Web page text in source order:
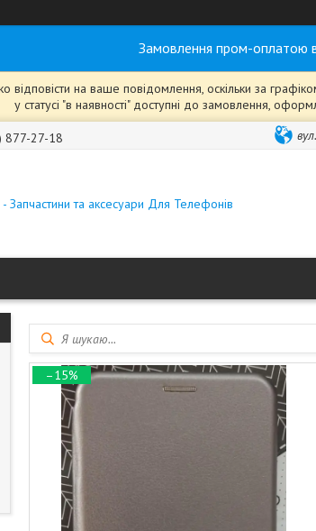
Замовлення пром-оплатою
на ваше повідомлення, оскільки за
у статусі "в наявності" доступні до замовлення,
877-27-18
Запчастини та аксесуари Для Телефонів
–15%